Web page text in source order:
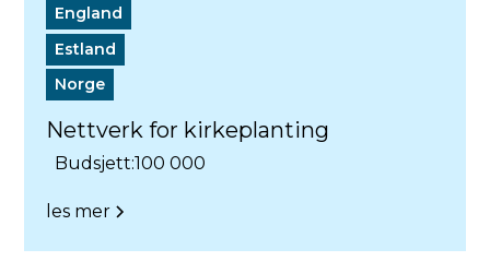
England
Estland
Norge
Nettverk for kirkeplanting
Budsjett:100 000
les mer